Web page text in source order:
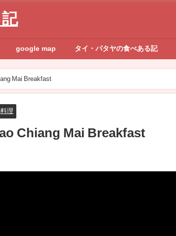
google map タイ・パタヤの食べある記
Mai Breakfast
理
Chiang Mai Breakfast